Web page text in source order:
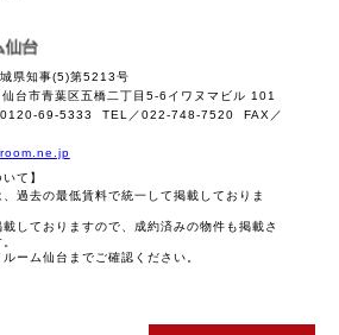
県知事(5)第5213号
台市青葉区五橋二丁目5-6イワヌマビル 101
0120-69-5333 TEL／022-748-7520 FAX／
て】
、過去の最低賃料で統一して掲載しておりま
載しておりますので、成約済みの物件も掲載さ
ーム仙台までご確認ください。